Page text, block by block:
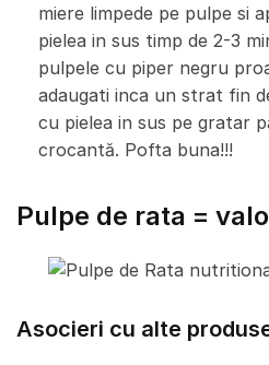
miere limpede pe pulpe si
pielea in sus timp de 2-3
pulpele cu piper negru
adaugati inca un strat fin
cu pielea in sus pe gratar
crocantă. Pofta buna!!!
Pulpe de rata =
Asocieri cu alte